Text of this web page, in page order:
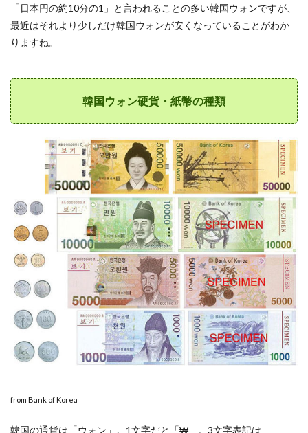
論。
ソウ
ル旅
行で
【手
1%以
下】
2.2
論。
ン旅
おす
すめ
の両
替方
法
3
①【手
数料
配はピ
り。イ
「日本円の約10分の1」と言われることの多い韓国ウォンですが、
最近はそれより少しだけ韓国ウォンが安くなっていることがわか
りますね。
韓国ウォン硬貨・紙幣の種類
from Bank of Korea
韓国の通貨は「ウォン」。1文字だと「₩」。3文字表記は